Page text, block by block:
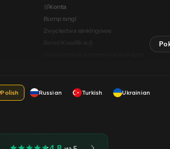
🛒Konta
Bump rangi
Zwycięstwa rankingowe
Polish Russian Turkish Ukrainian